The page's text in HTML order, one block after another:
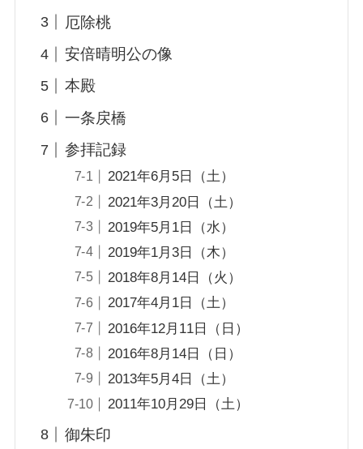
厄除桃
安倍晴明公の像
本殿
一条戻橋
参拝記録
2021年6月5日（土）
2021年3月20日（土）
2019年5月1日（水）
2019年1月3日（木）
2018年8月14日（火）
2017年4月1日（土）
2016年12月11日（日）
2016年8月14日（日）
2013年5月4日（土）
2011年10月29日（土）
御朱印